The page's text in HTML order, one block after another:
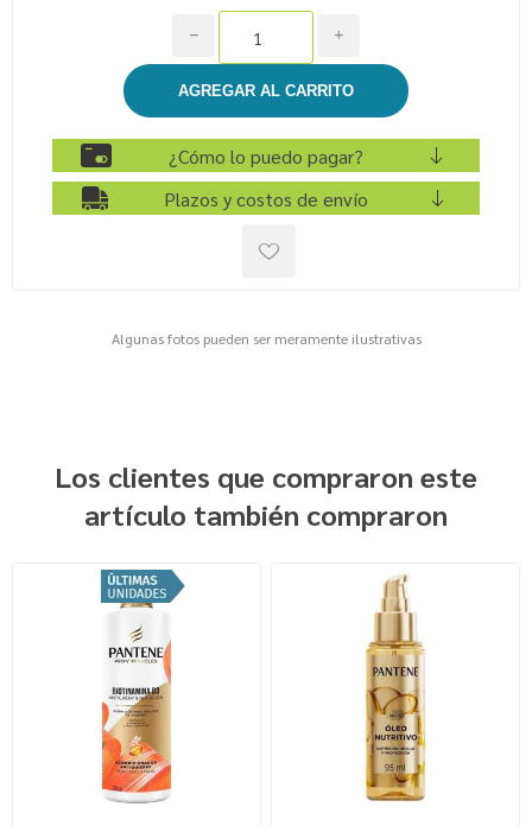
i
h
¿Cómo lo puedo pagar?
Plazos y costos de envío
Algunas fotos pueden ser meramente ilustrativas
Los clientes que compraron este
artículo también compraron